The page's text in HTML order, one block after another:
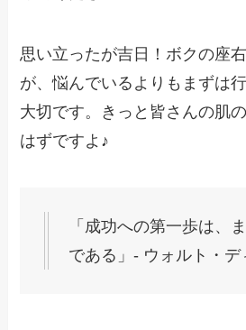
思い立ったが吉日！ボクの座
が、悩んでいるよりもまずは
大切です。きっと皆さんの肌
はずですよ♪
「成功への第一歩は、
である」- ウォルト・デ